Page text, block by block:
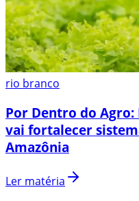
rio branco
Por Dentro do
vai fortalecer
Amazônia
Ler matéria